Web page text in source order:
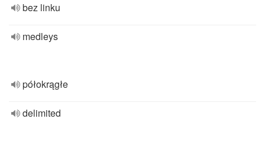
bez linku
medleys
półokrągłe
delimited